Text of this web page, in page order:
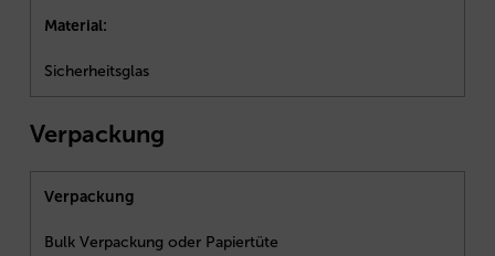
Material:
Sicherheitsglas
Verpackung
Verpackung
Bulk Verpackung oder Papiertüte